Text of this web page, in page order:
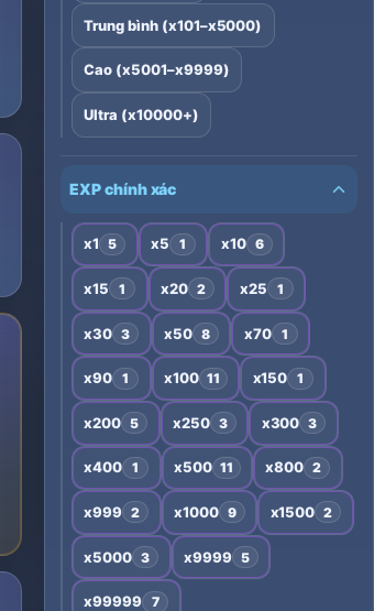
Trung bình (x101–x5000)
Cao (x5001–x9999)
Ultra (x10000+)
EXP chính xác
x1 5 x5 1 x10 6
x15 1 x20 2 x25 1
x30 3 x50 8 x70 1
x90 1 x100 11 x150 1
x200 5 x250 3 x300 3
x400 1 x500 11 x800 2
x999 2 x1000 9 x1500 2
x5000 3 x9999 5
x99999 7